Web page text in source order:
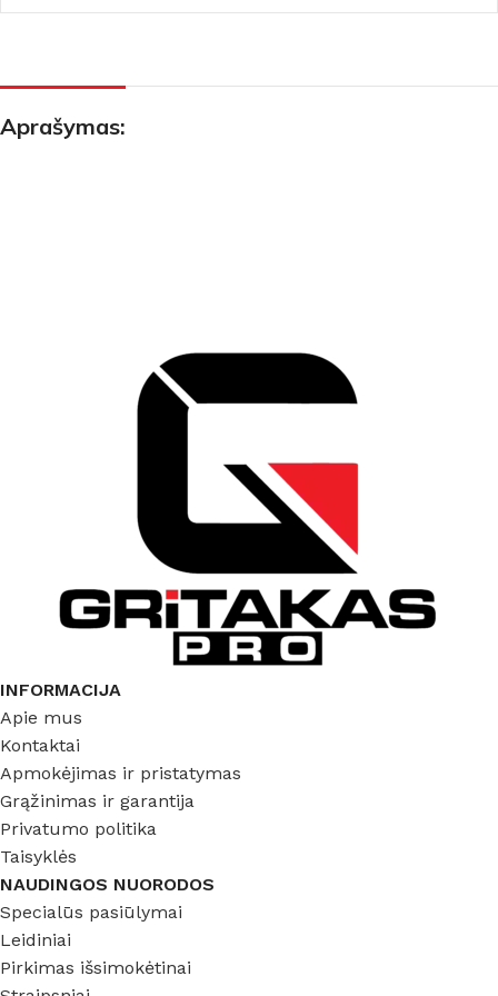
Aprašymas:
INFORMACIJA
Apie mus
Kontaktai
Apmokėjimas ir pristatymas
Grąžinimas ir garantija
Privatumo politika
Taisyklės
NAUDINGOS NUORODOS
Specialūs pasiūlymai
Leidiniai
Pirkimas išsimokėtinai